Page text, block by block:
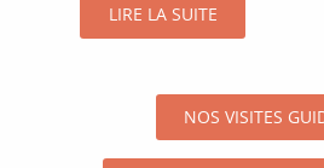
LIRE LA SUITE
NOS VISITES